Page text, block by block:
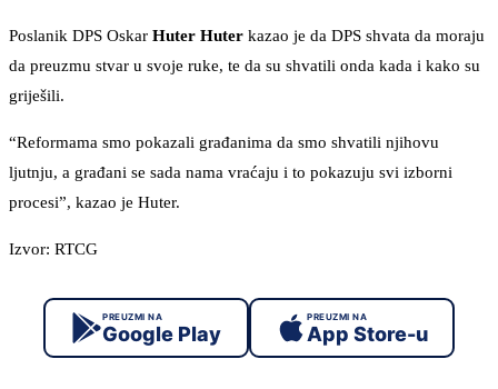
Poslanik DPS Oskar Huter Huter kazao je da DPS shvata da moraju
da preuzmu stvar u svoje ruke, te da su shvatili onda kada i kako su
griješili.
“Reformama smo pokazali građanima da smo shvatili njihovu
ljutnju, a građani se sada nama vraćaju i to pokazuju svi izborni
procesi”, kazao je Huter.
Izvor: RTCG
PREUZMI NA
Google Play
PREUZMI NA
App Store-u